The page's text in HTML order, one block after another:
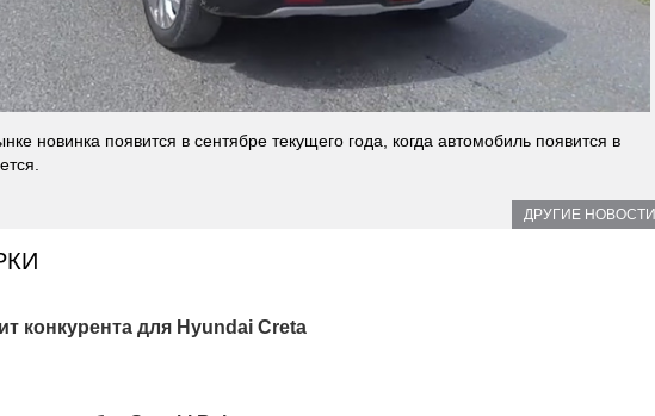
новинка появится в сентябре текущего года, когда автомобиль появится в
ДРУГИЕ НОВОСТИ
конкурента для Hyundai Creta